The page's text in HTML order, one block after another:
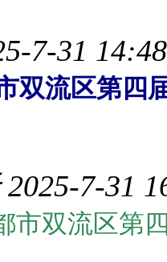
7-31
双流区第四
7-31
双流区第